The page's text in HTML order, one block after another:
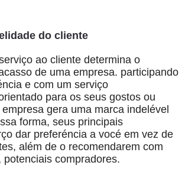
do cliente
ao cliente determina o
de uma empresa. participando
e com um serviço
para os seus gostos ou
gera uma marca indelével
forma, seus principais
dar preferéncia a vocé em vez de
além de o recomendarem com
potenciais compradores.